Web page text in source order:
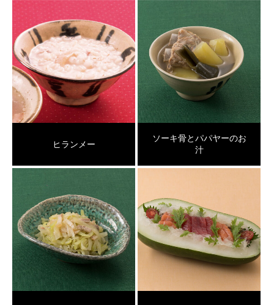
ヒランメー
ソーキ骨とパパヤーのお
汁